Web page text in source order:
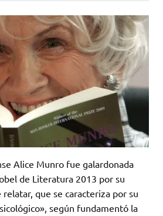
Alice Munro fue galardonada
de Literatura 2013 por su
que se caracteriza por su
según fundamentó la